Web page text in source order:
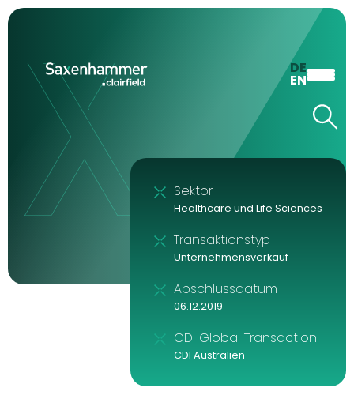
DE
EN
Sektor
Healthcare und Life Sciences
Transaktionstyp
Unternehmensverkauf
Abschlussdatum
06.12.2019
CDI Global Transaction
CDI Australien